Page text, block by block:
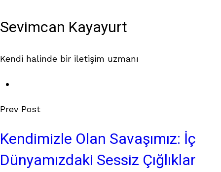
Sevimcan Kayayurt
Kendi halinde bir iletişim uzmanı
Prev Post
Kendimizle Olan Savaşımız: İç
Dünyamızdaki Sessiz Çığlıklar